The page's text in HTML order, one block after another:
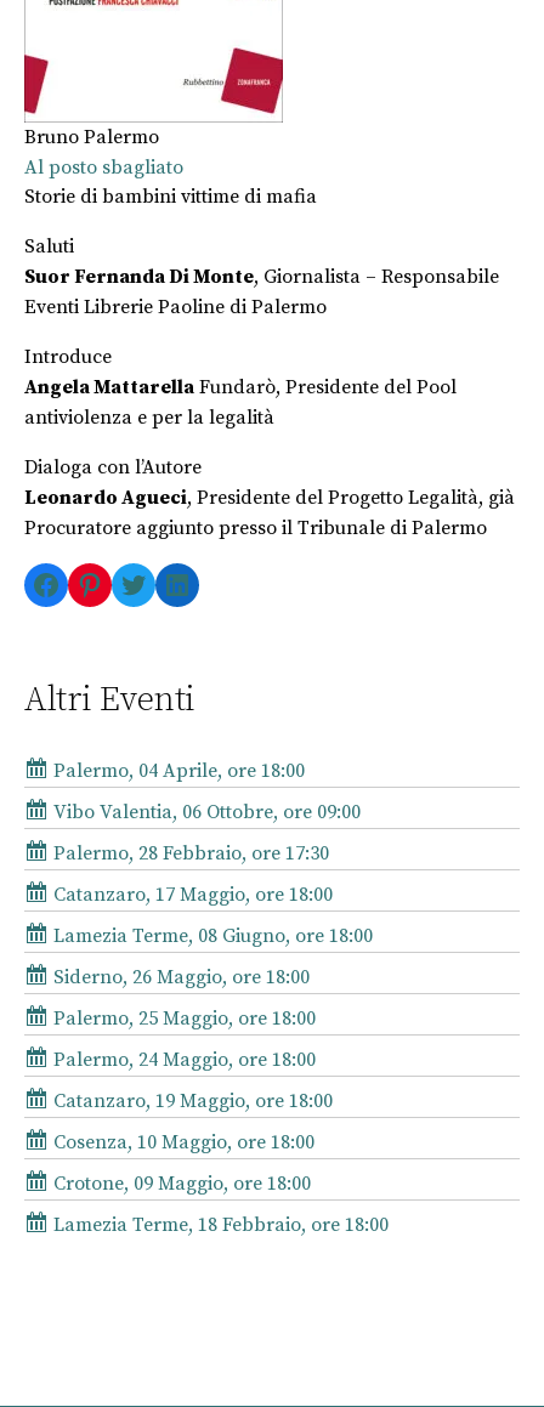
Bruno Palermo
Al posto sbagliato
Storie di bambini vittime di mafia
Saluti
Suor Fernanda Di Monte, Giornalista – Responsabile
Eventi Librerie Paoline di Palermo
Introduce
Angela Mattarella Fundarò, Presidente del Pool
antiviolenza e per la legalità
Dialoga con l’Autore
Leonardo Agueci, Presidente del Progetto Legalità, già
Procuratore aggiunto presso il Tribunale di Palermo
Facebook
Pinterest
TwitterLinkedIn
Altri Eventi
Palermo, 04 Aprile, ore 18:00
Vibo Valentia, 06 Ottobre, ore 09:00
Palermo, 28 Febbraio, ore 17:30
Catanzaro, 17 Maggio, ore 18:00
Lamezia Terme, 08 Giugno, ore 18:00
Siderno, 26 Maggio, ore 18:00
Palermo, 25 Maggio, ore 18:00
Palermo, 24 Maggio, ore 18:00
Catanzaro, 19 Maggio, ore 18:00
Cosenza, 10 Maggio, ore 18:00
Crotone, 09 Maggio, ore 18:00
Lamezia Terme, 18 Febbraio, ore 18:00